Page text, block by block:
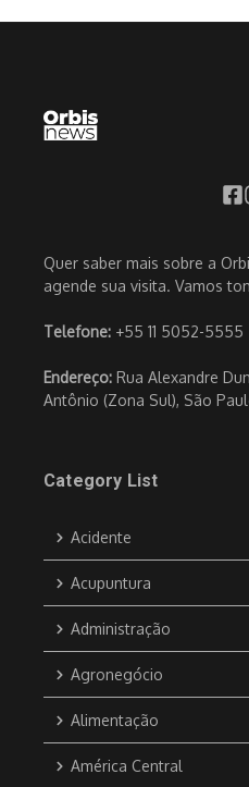
Quer saber mais sobre a
agende sua visita. Vamos
Telefone: +55 11 5052-5555
Endereço: Rua Alexandre
Antônio (Zona Sul), São
Category List
Acidente
Acupuntura
Administração
Agronegócio
Alimentação
América Central